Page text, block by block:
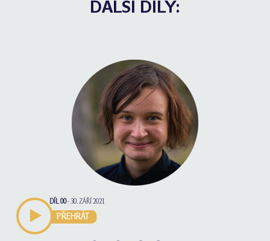
DALŠÍ DÍLY:
DÍL00-30. ZÁŘÍ 2021
PŘEHRÁT